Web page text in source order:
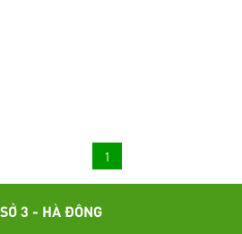
1
3 - HÀ ĐÔNG